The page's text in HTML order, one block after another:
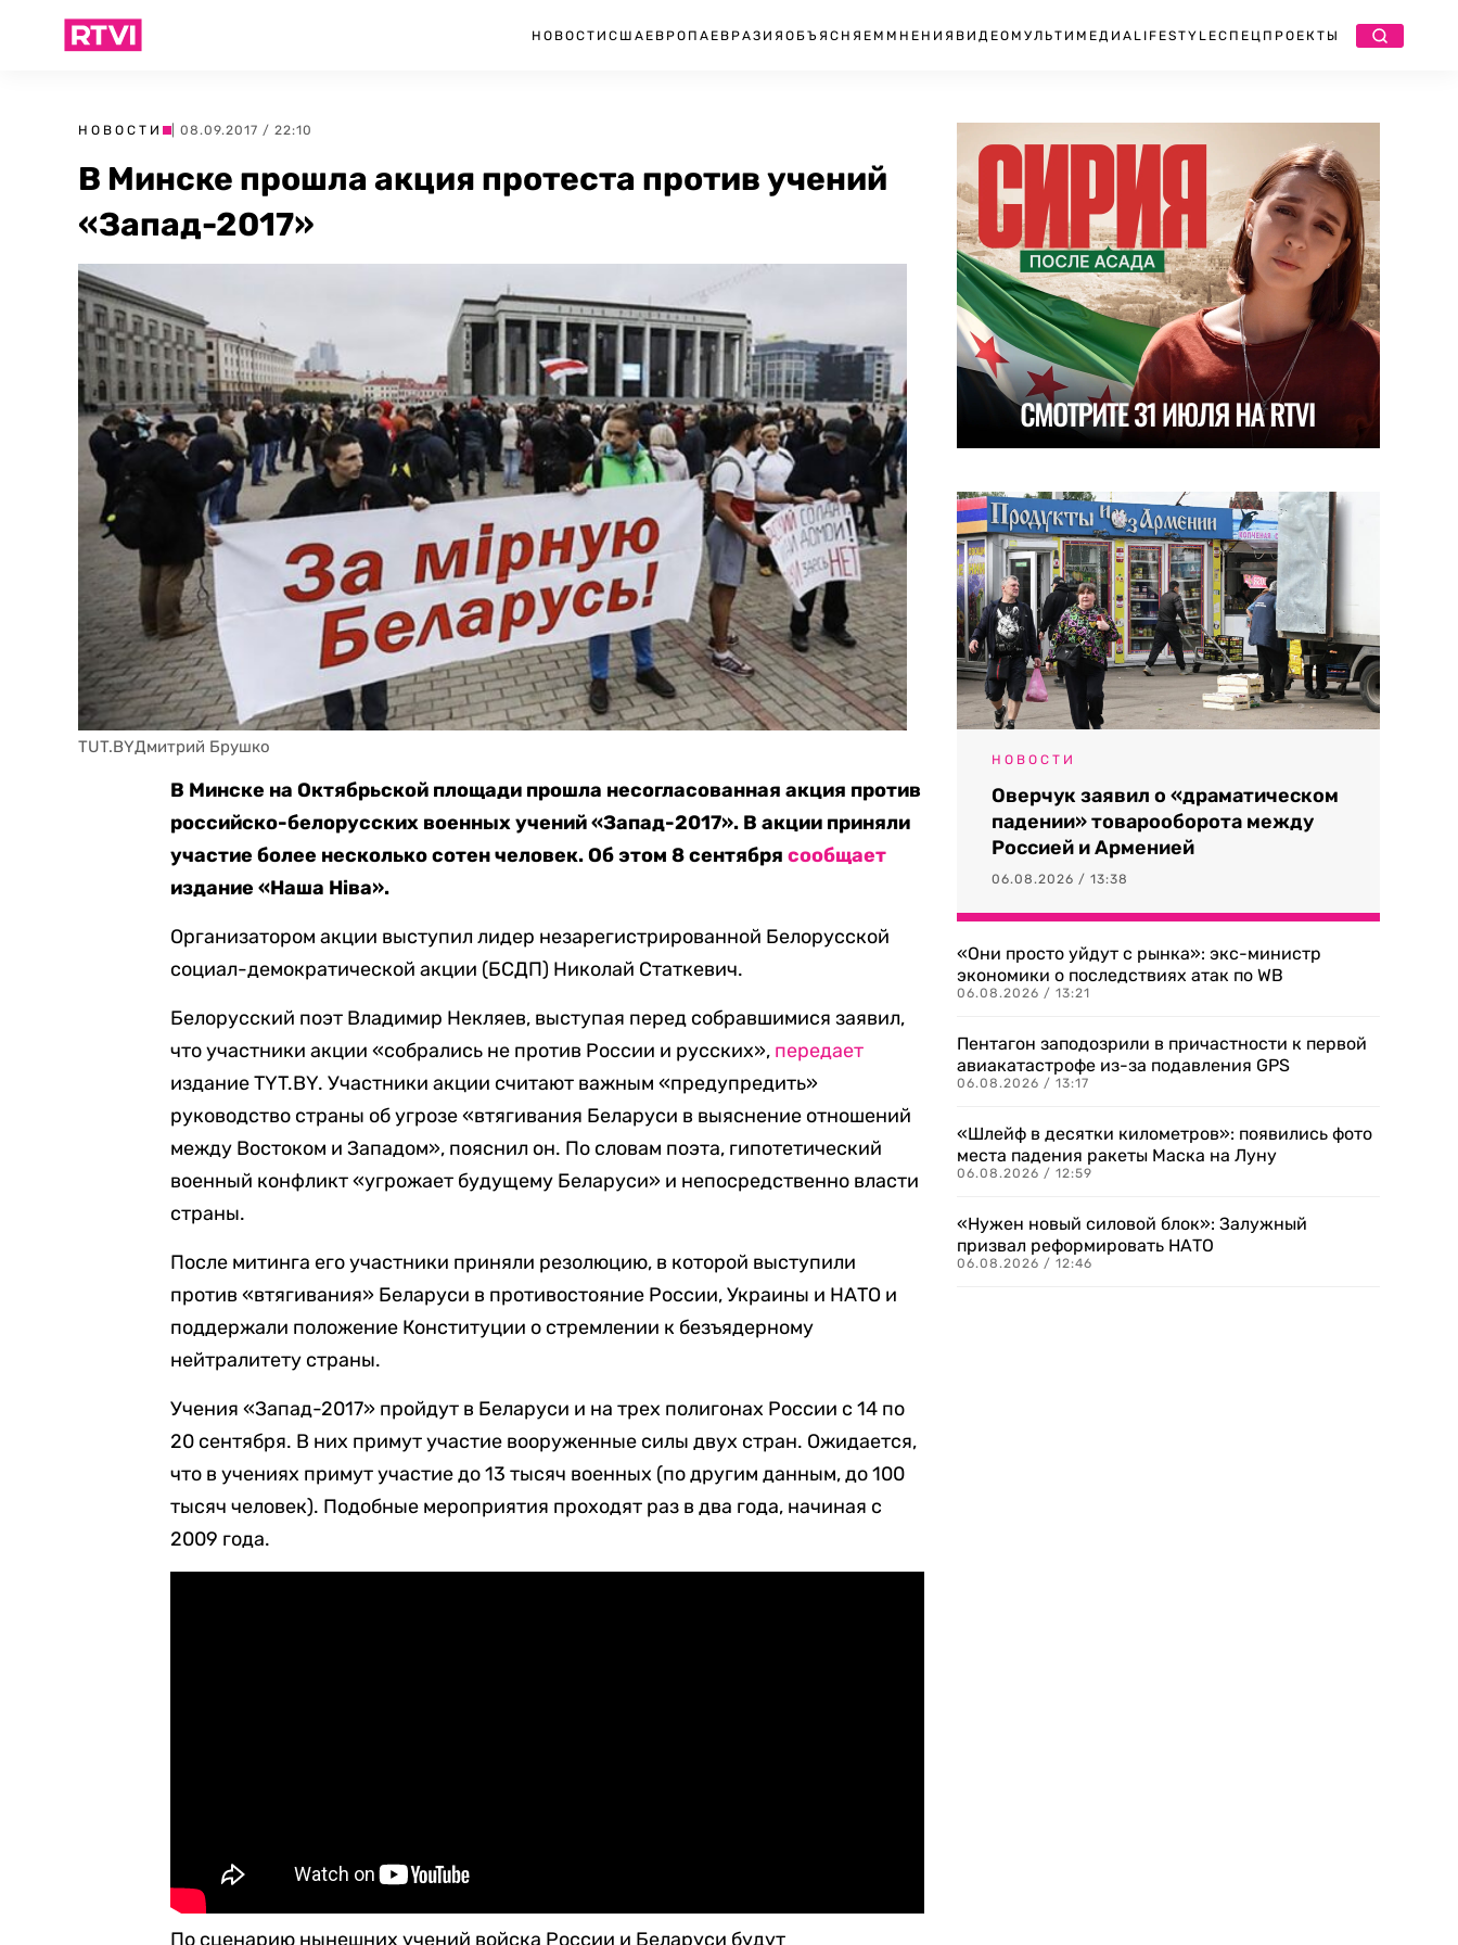
НОВОСТИ США ЕВРОПА ЕВРАЗИЯ ОБЪЯСНЯЕМ МНЕНИЯ ВИДЕО МУЛЬТИМЕДИА LIFESTYLEСПЕЦПРОЕКТЫ
НОВОСТИ | 08.09.2017 / 22:10
В Минске прошла акция протеста против учений
«Запад-2017»
TUT.BYДмитрий Брушко
В Минске на Октябрьской площади прошла несогласованная акция против
российско-белорусских военных учений «Запад-2017». В акции приняли
участие более несколько сотен человек. Об этом 8 сентябрясообщает
издание «Наша Нiва».
Организатором акции выступил лидер незарегистрированной Белорусской
социал-демократической акции (БСДП) Николай Статкевич.
Белорусский поэт Владимир Некляев, выступая перед собравшимися заявил,
что участники акции «собрались не против России и русских», передает
издание TYT.BY. Участники акции считают важным «предупредить»
руководство страны об угрозе «втягивания Беларуси в выяснение отношений
между Востоком и Западом», пояснил он. По словам поэта, гипотетический
военный конфликт «угрожает будущему Беларуси» и непосредственно власти
страны.
После митинга его участники приняли резолюцию, в которой выступили
против «втягивания» Беларуси в противостояние России, Украины и НАТО и
поддержали положение Конституции о стремлении к безъядерному
нейтралитету страны.
Учения «Запад-2017» пройдут в Беларуси и на трех полигонах России с 14 по
20 сентября. В них примут участие вооруженные силы двух стран. Ожидается,
что в учениях примут участие до 13 тысяч военных (по другим данным, до 100
тысяч человек). Подобные мероприятия проходят раз в два года, начиная с
2009 года.
По сценарию нынешних учений войска России и Беларуси будут
НОВОСТИ
Оверчук заявил о «драматическом
падении» товарооборота между
Россией и Арменией
06.08.2026 / 13:38
«Они просто уйдут с рынка»: экс-министр
экономики о последствиях атак по WB
06.08.2026 / 13:21
Пентагон заподозрили в причастности к первой
авиакатастрофе из-за подавления GPS
06.08.2026 / 13:17
«Шлейф в десятки километров»: появились фото
места падения ракеты Маска на Луну
06.08.2026 / 12:59
«Нужен новый силовой блок»: Залужный
призвал реформировать НАТО
06.08.2026 / 12:46